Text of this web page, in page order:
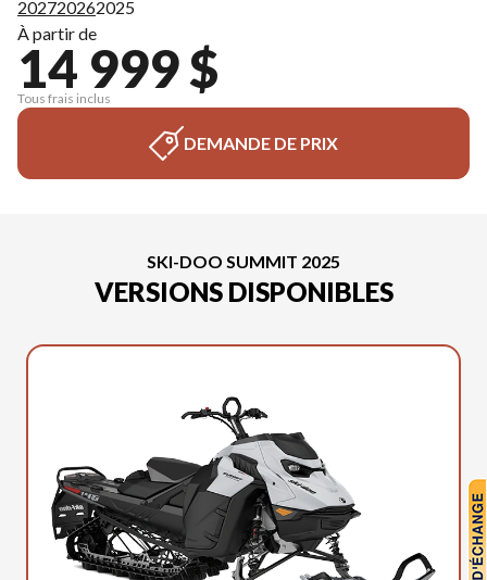
202720262025
À partir de
14 999 $
Tous frais inclus
DEMANDE DE PRIX
SKI-DOO SUMMIT 2025
VERSIONS DISPONIBLES